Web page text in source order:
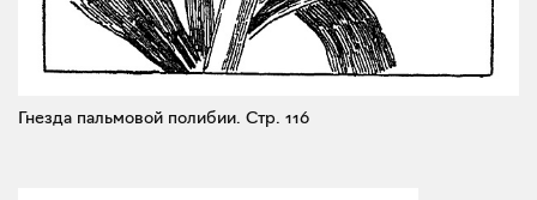
Гнезда пальмовой полибии. Стр. 116